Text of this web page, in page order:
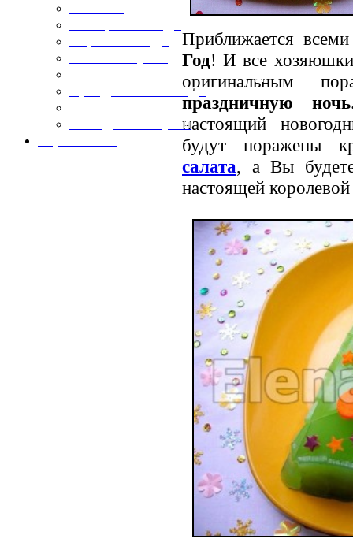
Постные и диетические блюда
Праздничные блюда
Холодные закуски
Приближается
Год! И все
оригинальным
праздничную ночь
настоящий
будут поражены
салата, а Вы
настоящей